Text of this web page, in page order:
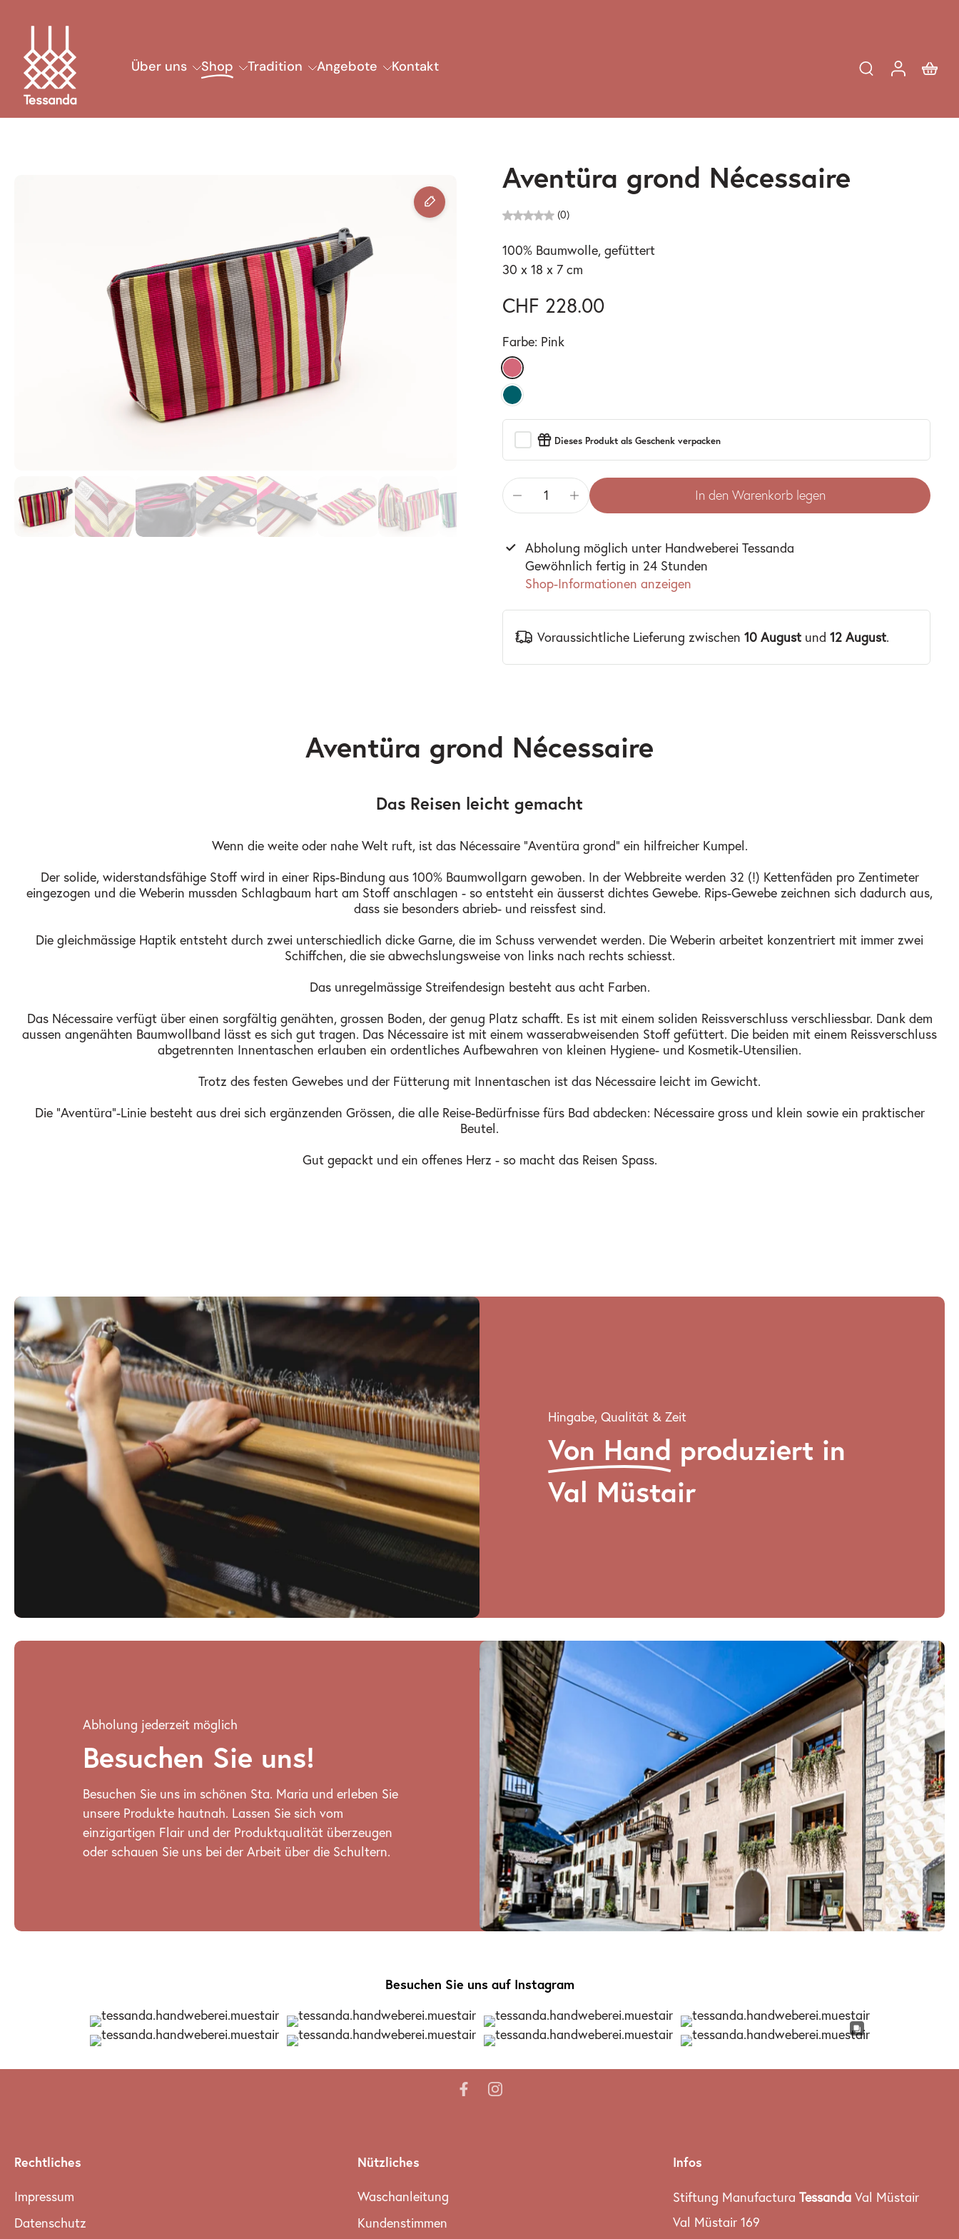
springen
Über uns Shop Tradition Angebote Kontakt
Aventüra grond Nécessaire
(0)
100% Baumwolle, gefüttert
30 x 18 x 7 cm
CHF 228.00
Farbe: Pink
Dieses Produkt als Geschenk verpacken
In den Warenkorb legen
Abholung möglich unter Handweberei Tessanda
Gewöhnlich fertig in 24 Stunden
Shop-Informationen anzeigen
Voraussichtliche Lieferung zwischen 10 August und 12 August.
Aventüra grond Nécessaire
Das Reisen leicht gemacht
Wenn die weite oder nahe Welt ruft, ist das Nécessaire "Aventüra grond" ein hilfreicher Kumpel.
Der solide, widerstandsfähige Stoff wird in einer Rips-Bindung aus 100% Baumwollgarn gewoben. In der Webbreite werden 32 (!) Kettenfäden pro Zentimeter
eingezogen und die Weberin muss den Schlagbaum hart am Stoff anschlagen - so entsteht ein äusserst dichtes Gewebe. Rips-Gewebe zeichnen sich dadurch aus,
dass sie besonders abrieb- und reissfest sind.
Die gleichmässige Haptik entsteht durch zwei unterschiedlich dicke Garne, die im Schuss verwendet werden. Die Weberin arbeitet konzentriert mit immer zwei
Schiffchen, die sie abwechslungsweise von links nach rechts schiesst.
Das unregelmässige Streifendesign besteht aus acht Farben.
Das Nécessaire verfügt über einen sorgfältig genähten, grossen Boden, der genug Platz schafft. Es ist mit einem soliden Reissverschluss verschliessbar. Dank dem
aussen angenähten Baumwollband lässt es sich gut tragen. Das Nécessaire ist mit einem wasserabweisenden Stoff gefüttert. Die beiden mit einem Reissverschluss
abgetrennten Innentaschen erlauben ein ordentliches Aufbewahren von kleinen Hygiene- und Kosmetik-Utensilien.
Trotz des festen Gewebes und der Fütterung mit Innentaschen ist das Nécessaire leicht im Gewicht.
Die "Aventüra"-Linie besteht aus drei sich ergänzenden Grössen, die alle Reise-Bedürfnisse fürs Bad abdecken: Nécessaire gross und klein sowie ein praktischer
Beutel.
Gut gepackt und ein offenes Herz - so macht das Reisen Spass.
Hingabe, Qualität & Zeit
Von Hand produziert in
Val Müstair
Abholung jederzeit möglich
Besuchen Sie uns!
Besuchen Sie uns im schönen Sta. Maria und erleben Sie
unsere Produkte hautnah. Lassen Sie sich vom
einzigartigen Flair und der Produktqualität überzeugen
oder schauen Sie uns bei der Arbeit über die Schultern.
Besuchen Sie uns auf Instagram
Rechtliches
Impressum
Datenschutz
Nützliches
Waschanleitung
Kundenstimmen
Infos
Stiftung Manufactura Tessanda Val Müstair
Val Müstair 169